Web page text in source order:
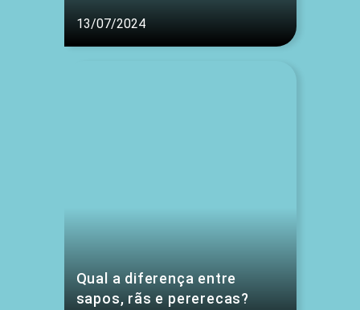
13/07/2024
Qual a diferença entre
sapos, rãs e pererecas?